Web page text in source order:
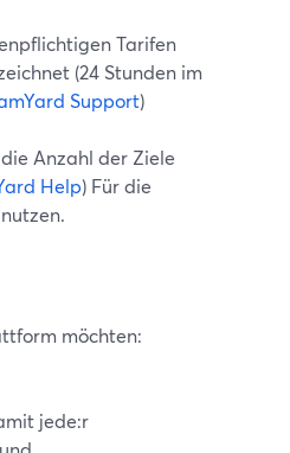
Tarifen
(24 Stunden im
Support)
Anzahl der Ziele
Help) Für die
möchten:
jede:r